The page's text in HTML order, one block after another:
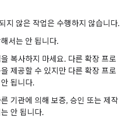
지 않은 작업은 수행하지 않습니다.
서는 안 됩니다.
복사하지 마세요. 다른 확장 프로
제공할 수 있지만 다른 확장 프로
됩니다.
기관에 의해 보증, 승인 또는 제작
안 됩니다.